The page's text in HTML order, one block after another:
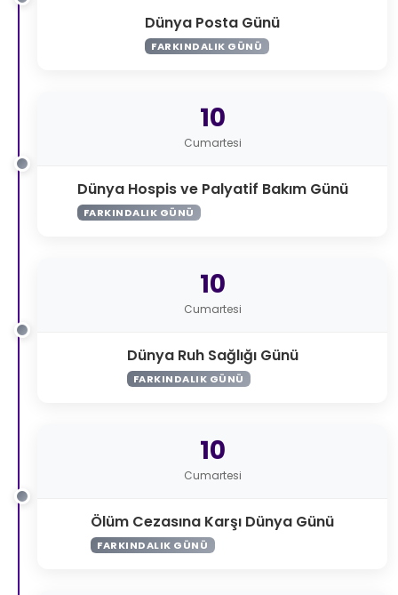
Dünya Posta Günü
FARKINDALIK GÜNÜ
10
Cumartesi
Dünya Hospis ve Palyatif Bakım Günü
FARKINDALIK GÜNÜ
10
Cumartesi
Dünya Ruh Sağlığı Günü
FARKINDALIK GÜNÜ
10
Cumartesi
Ölüm Cezasına Karşı Dünya Günü
FARKINDALIK GÜNÜ